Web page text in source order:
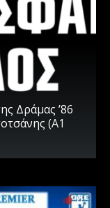
Δράμας ’86
(Α1
0